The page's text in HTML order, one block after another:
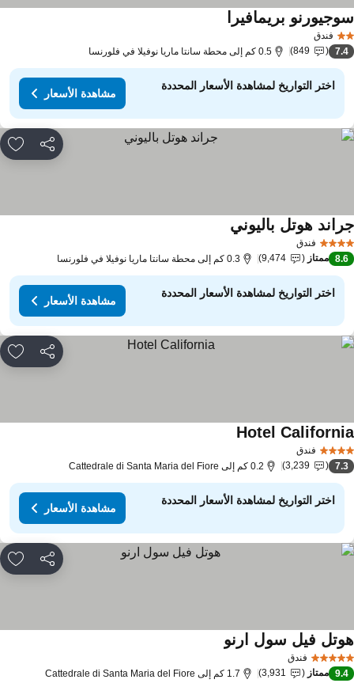
فندق
بريمافيرا
7.4
849 0.5 كم إلى محطة سانتا ماريا نوفيلا في فلورنسا
اختر التواريخ لمشاهدة الأسعار المحددة
مشاهدة الأسعار
مشاركة
فندق
هوتل باليوني
8.6 ممتاز 9,474 0.3 كم إلى محطة سانتا ماريا نوفيلا في فلورنسا
اختر التواريخ لمشاهدة الأسعار المحددة
مشاهدة الأسعار
مشاركة
فندق
Hotel
7.3
3,239 0.2 كم إلى Cattedrale di Santa Maria del Fiore
اختر التواريخ لمشاهدة الأسعار المحددة
مشاهدة الأسعار
مشاركة
فندق
فيل سول ارنو
9.4 ممتاز 3,931 1.7 كم إلى Cattedrale di Santa Maria del Fiore